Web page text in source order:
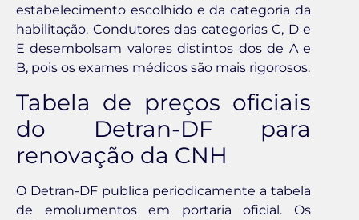
estabelecimento escolhido e da categoria da
habilitação. Condutores das categorias C, D e
E desembolsam valores distintos dos de A e
B, pois os exames médicos são mais rigorosos.
Tabela de preços oficiais
do Detran-DF para
renovação da CNH
O Detran-DF publica periodicamente a tabela
de emolumentos em portaria oficial. Os